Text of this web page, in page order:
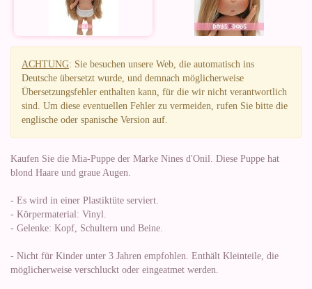
ACHTUNG: Sie besuchen unsere Web, die automatisch ins
Deutsche übersetzt wurde, und demnach möglicherweise
Übersetzungsfehler enthalten kann, für die wir nicht verantwortlich
sind. Um diese eventuellen Fehler zu vermeiden, rufen Sie bitte die
englische oder spanische Version auf.
Kaufen Sie die Mia-Puppe der Marke Nines d'Onil. Diese Puppe hat
blond Haare und graue Augen.
- Es wird in einer Plastiktüte serviert.
- Körpermaterial: Vinyl.
- Gelenke: Kopf, Schultern und Beine.
- Nicht für Kinder unter 3 Jahren empfohlen. Enthält Kleinteile, die
möglicherweise verschluckt oder eingeatmet werden.